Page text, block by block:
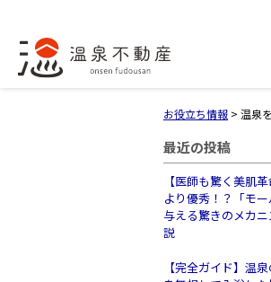
お役立ち情報 > 温泉
最近の投稿
【医師も驚く美肌
より優秀！？「モ
与える驚きのメカ
説
【完全ガイド】温泉